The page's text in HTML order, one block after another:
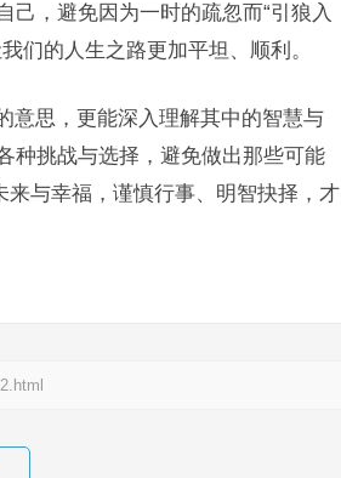
，避免因为一时的疏忽而“引狼入
们的人生之路更加平坦、顺利。
意思，更能深入理解其中的智慧与
种挑战与选择，避免做出那些可能
来与幸福，谨慎行事、明智抉择，才